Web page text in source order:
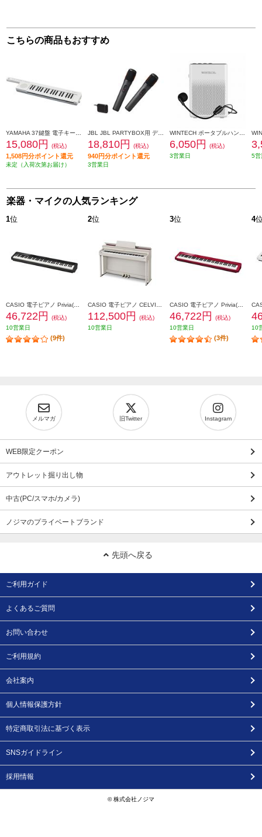
こちらの商品もおすすめ
15,080円 (税込)
1,508円分ポイント還元
未定（入荷次第お届け）
JBL JBL PARTYBOX用 デジタルワイヤレスマイク JBLPBWIRELESSMIC
18,810円 (税込)
940円分ポイント還元
3営業日
6,050円
(税込)
3営業日
5営
楽器・マイクの人気ランキング
1位
46,722円
(税込)
10営業日
(9件)
2位
112,500円
(税込)
10営業日
3位
46,722円
(税込)
10営業日
(3件)
4
10
メルマガ 旧Twitter Instagram
WEB限定クーポン
アウトレット掘り出し物
中古(PC/スマホ/カメラ)
ノジマのプライベートブランド
先頭へ戻る
ご利用ガイド
よくあるご質問
お問い合わせ
ご利用規約
会社案内
個人情報保護方針
特定商取引法に基づく表示
SNSガイドライン
採用情報
© 株式会社ノジマ